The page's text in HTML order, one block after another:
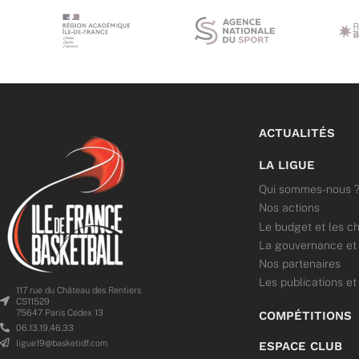
117 rue du Château des Rentiers
CS11529
75647 Paris Cedex 13
06.13.19.46.33
ligue19@basketidf.com
ACTUALITÉS
LA LIGUE
Qui sommes-nous ?
Nos actions
Le budget et les
La gouvernance et
Nos partenaires
Les publications
COMPÉTITIONS
ESPACE CLUB